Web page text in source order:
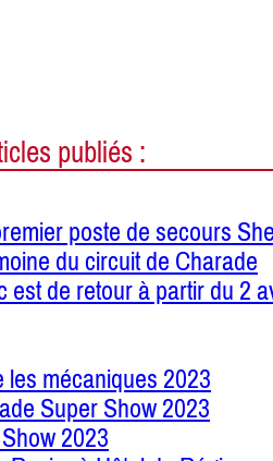
publiés :
poste de secours
du circuit de Charade
est de retour à partir du 2
les mécaniques 2023
Super Show 2023
2023